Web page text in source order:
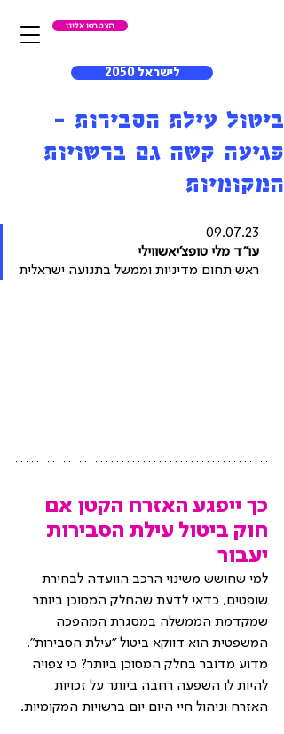
הצטרפו אלינו
לישראל 2050
ביטול עילת הסבירות -
פגיעה קשה גם ברשויות
המקומיות
09.07.23
עו"ד מלי טופצ'יאשווילי
ראש תחום מדיניות וממשל בתנועה ישראלית
כך ייפגע האזרח הקטן אם
חוק ביטול עילת הסבירות
יעבור
למי שחושש משינוי הרכב הוועדה לבחירת
שופטים, כדאי לדעת שהחלק המסוכן ביותר
שמקדמת הממשלה במסגרת המהפכה
המשפטית הוא דווקא ביטול "עילת הסבירות".
מדוע מדובר בחלק המסוכן ביותר? כי צפויה
להיות לו השפעה רחבה ביותר על זכויות
האזרח וניהול חיי היום יום ברשויות המקומיות.